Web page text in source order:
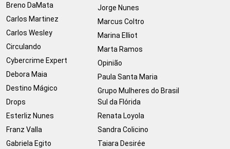
Breno DaMata
Carlos Martinez
Carlos Wesley
Circulando
Cybercrime Expert
Debora Maia
Destino Mágico
Drops
Esterliz Nunes
Franz Valla
Gabriela Egito
Jorge Nunes
Marcus Coltro
Marina Elliot
Marta Ramos
Opinião
Paula Santa Maria
Grupo Mulheres do Brasil
Sul da Flórida
Renata Loyola
Sandra Colicino
Taiara Desirée